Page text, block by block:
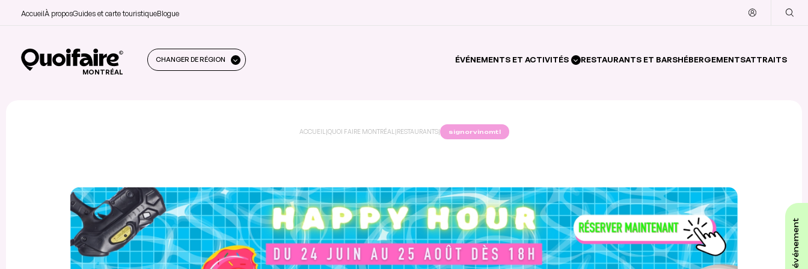
AccueilÀ proposGuides et carte touristiqueBlogue
MONTRÉAL
CHANGER DE RÉGION ÉVÉNEMENTS ET ACTIVITÉS RESTAURANTS ET BARSHÉBERGEMENTSATTRAITS
ACCUEIL |QUOI FAIRE MONTRÉAL |RESTAURANTS| signorvinomtl